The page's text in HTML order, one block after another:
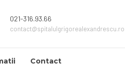
021-316.93.66
contact@spitalulgrigorealexandrescu.ro
Contact